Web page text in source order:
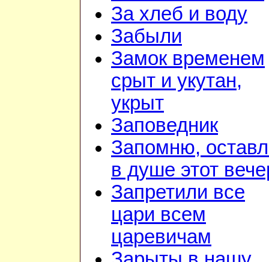
За хлеб и воду
Забыли
Замок временем
срыт и укутан,
укрыт
Заповедник
Запомню,
в душе этот
Запретили все
цари всем
царевичам